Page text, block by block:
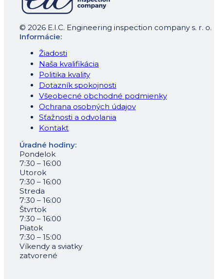
© 2026 E.I.C. Engineering inspection company s. r. o.
Informácie:
Žiadosti
Naša kvalifikácia
Politika kvality
Dotazník spokojnosti
Všeobecné obchodné podmienky
Ochrana osobných údajov
Sťažnosti a odvolania
Kontakt
Úradné hodiny:
Pondelok
7:30 – 16:00
Utorok
7:30 – 16:00
Streda
7:30 – 16:00
Štvrtok
7:30 – 16:00
Piatok
7:30 – 15:00
Víkendy a sviatky
zatvorené